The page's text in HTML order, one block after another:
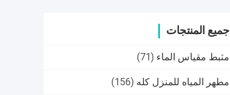
جميع المنتجات
مثبط مقياس الماء (71)
مطهر المياه للمنزل كله (156)